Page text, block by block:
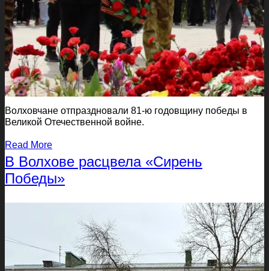
Волховчане отпраздновали 81-ю годовщину победы в
Великой Отечественной войне.
Read More
В Волхове расцвела «Сирень
Победы»